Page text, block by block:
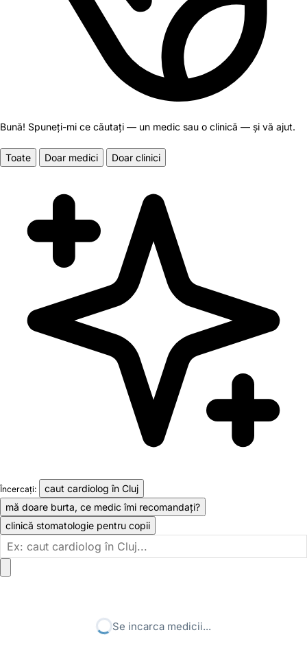
Bună! Spuneți-mi ce căutați — un medic sau o clinică — și vă ajut.
Toate Doar medici Doar clinici
Încercați:
caut cardiolog în Cluj
mă doare burta, ce medic îmi recomandați?
clinică stomatologie pentru copii
Se incarca medicii...